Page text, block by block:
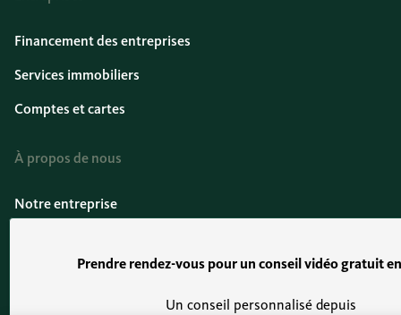
Financement des entreprises
Services immobiliers
Comptes et cartes
À propos de nous
Notre entreprise
Emplois et carrièrePrendre rendez-vous pour un conseil vidéo gratuit
Un conseil personnalisé depuis